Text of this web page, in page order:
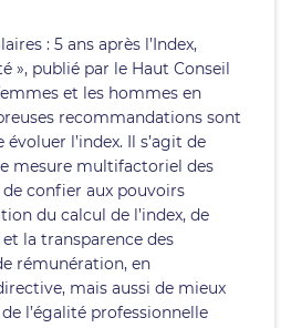
: 5 ans après l’Index,
», publié par le Haut Conseil
et les hommes en
recommandations sont
l’index. Il s’agit de
mesure multifactoriel des
confier aux pouvoirs
du calcul de l’index, de
la transparence des
rémunération, en
mais aussi de mieux
l’égalité professionnelle